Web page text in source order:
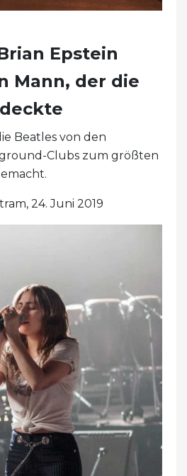
Epstein
Mann, der die
Beatles von den
Clubs zum größten
24. Juni 2019